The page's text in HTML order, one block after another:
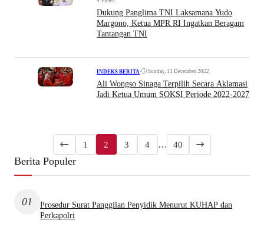
Dukung Panglima TNI Laksamana Yudo
Margono, Ketua MPR RI Ingatkan Beragam
Tantangan TNI
INDEKS BERITA • Sunday, 11 December 2022
Ali Wongso Sinaga Terpilih Secara Aklamasi
Jadi Ketua Umum SOKSI Periode 2022-2027
1 2 3 4 … 40
Berita Populer
01
Prosedur Surat Panggilan Penyidik Menurut KUHAP dan
Perkapolri